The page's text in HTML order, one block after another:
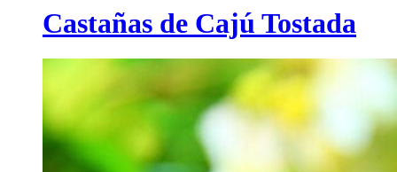
Castañas de Cajú Tostada